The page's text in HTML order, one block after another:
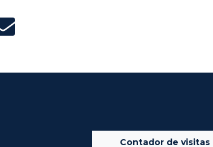
Contador de visitas